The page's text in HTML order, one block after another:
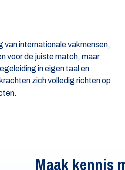
van internationale vakmensen,
voor de juiste match, maar
in eigen taal en
zich volledig richten op
Maak kennis